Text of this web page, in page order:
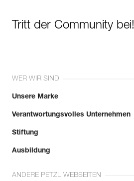
Tritt der Community bei!
WER WIR SIND
Unsere Marke
Verantwortungsvolles Unternehmen
Stiftung
Ausbildung
ANDERE PETZL WEBSEITEN